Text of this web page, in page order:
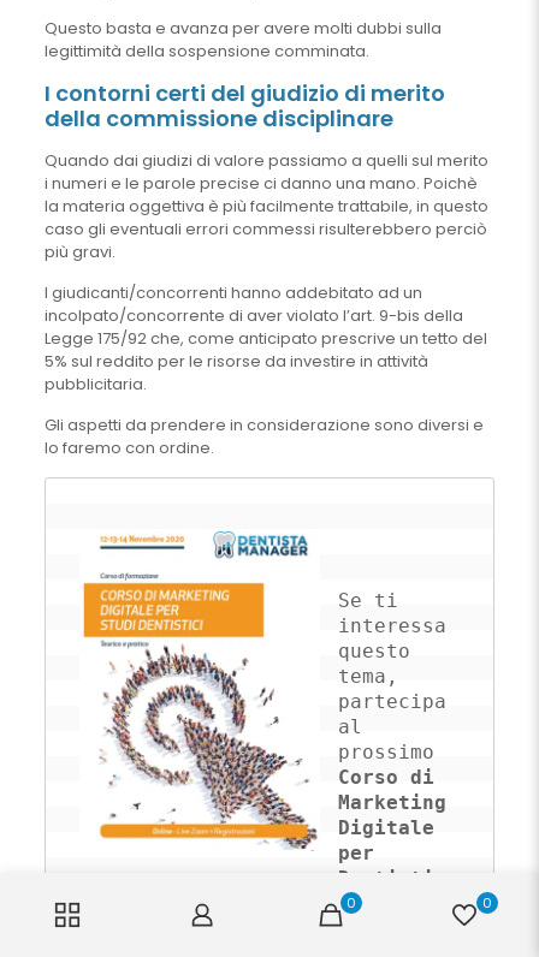
Questo basta e avanza per avere molti dubbi sulla
legittimità della sospensione comminata.
I contorni certi del giudizio di merito
della commissione disciplinare
Quando dai giudizi di valore passiamo a quelli sul merito
i numeri e le parole precise ci danno una mano. Poichè
la materia oggettiva è più facilmente trattabile, in questo
caso gli eventuali errori commessi risulterebbero perciò
più gravi.
I giudicanti/concorrenti hanno addebitato ad un
incolpato/concorrente di aver violato l’art. 9-bis della
Legge 175/92 che, come anticipato prescrive un tetto del
5% sul reddito per le risorse da investire in attività
pubblicitaria.
Gli aspetti da prendere in considerazione sono diversi e
lo faremo con ordine.
Se ti
interessa
questo
tema,
partecipa
al
Corso di
Marketing
Digitale
per
Dentisti
Il corso online sarà a
0 0